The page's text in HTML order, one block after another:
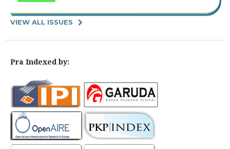
VIEW ALL ISSUES
Pra Indexed by: